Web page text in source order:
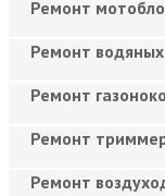
Ремонт
Ремонт водяных
Ремонт
Ремонт
Ремонт